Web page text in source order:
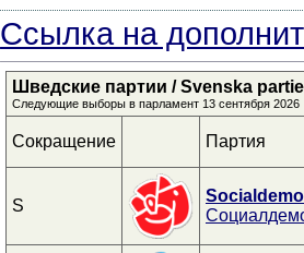
Ссылка на
Шведские партии / Svenska
Следующие выборы в парламент 13 сентября 2026
Сокращение Партия
S